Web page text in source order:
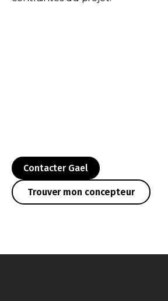
Contacter Gael
Trouver mon concepteur